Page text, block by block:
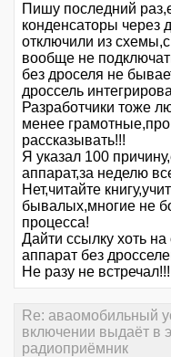
Пишу последний
конденсаторы через
отключили из
вообще не
без дроселя не
дроссель
Разработчики тоже
менее
рассказывать!!!
Я указал 100
аппарат,за неделю
Нет,читайте
бывалых,многие не
процесса!
Дайти ссылку хоть
аппарат без
Не разу не
Re: аваомобильный
включении выдаёт в
радиоприёмник